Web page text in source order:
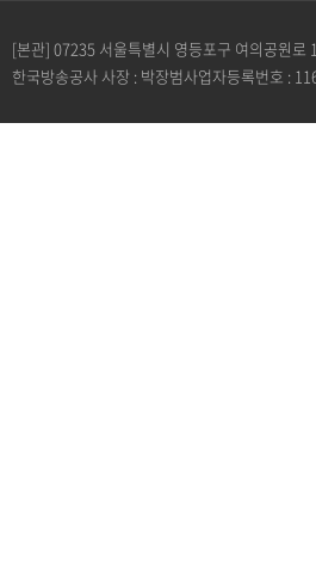
[본관] 07235 서울특별시 영등포구 여의공원로
한국방송공사 사장 : 박장범사업자등록번호 :